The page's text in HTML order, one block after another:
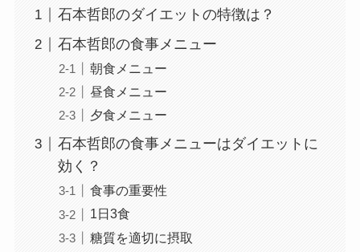
石本哲郎のダイエットの特徴は？
石本哲郎の食事メニュー
朝食メニュー
昼食メニュー
夕食メニュー
石本哲郎の食事メニューはダイエットに
効く？
食事の重要性
1日3食
糖質を適切に摂取